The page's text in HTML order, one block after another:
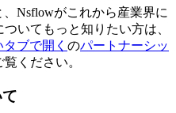
Nsflowがこれから産業界に
いてもっと知りたい方は、
ブで開く のパートナーシッ
覧ください。